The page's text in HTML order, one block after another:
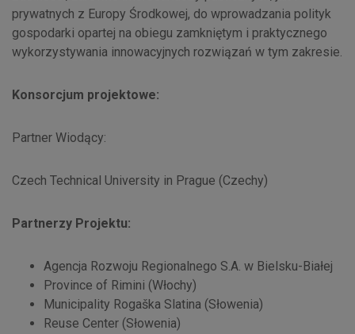
prywatnych z Europy Środkowej, do wprowadzania polityk
gospodarki opartej na obiegu zamkniętym i praktycznego
wykorzystywania innowacyjnych rozwiązań w tym zakresie.
Konsorcjum projektowe:
Partner Wiodący:
Czech Technical University in Prague (Czechy)
Partnerzy Projektu:
Agencja Rozwoju Regionalnego S.A. w Bielsku-Białej
Province of Rimini (Włochy)
Municipality Rogaška Slatina (Słowenia)
Reuse Center (Słowenia)